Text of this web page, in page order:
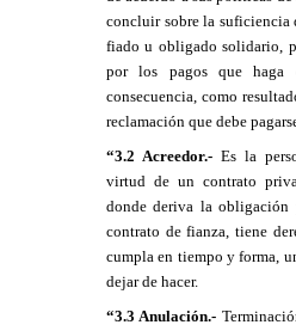
concluir sobre la suficiencia
fiado u obligado solidario,
por los pagos que
consecuencia, como
reclamación que debe
“3.2 Acreedor.-Es la
virtud de un contrato
donde deriva la
contrato de fianza, tiene
cumpla en tiempo y forma,
dejar de hacer.
“3.3 Anulación.-